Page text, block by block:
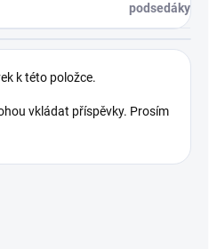
podsedáky
k této položce.
vkládat příspěvky. Prosím